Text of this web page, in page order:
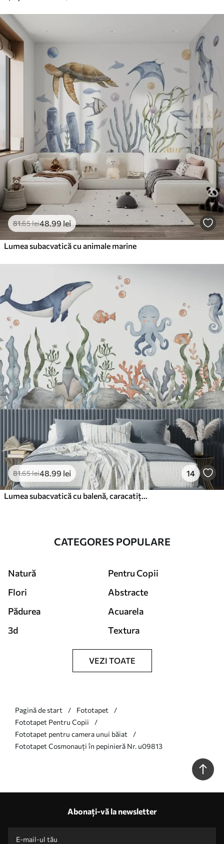
81.65lei48.99 lei
Lumea subacvatică cu animale marine
81.65lei48.99 lei 14
Lumea subacvatică cu balenă, caracatiță, țestoasă
CATEGORES POPULARE
Natură
Pentru Copii
Flori
Abstracte
Pădurea
Acuarela
3d
Textura
VEZI TOATE
Pagină de start
Fototapet
Fototapet Pentru Copii
Fototapet pentru camera unui băiat
Fototapet Cosmonauți în pepinieră Nr. u09813
Abonați-vă la newsletter